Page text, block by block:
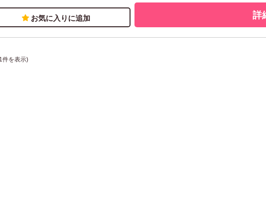
お気に入りに追加 詳
件を表示)